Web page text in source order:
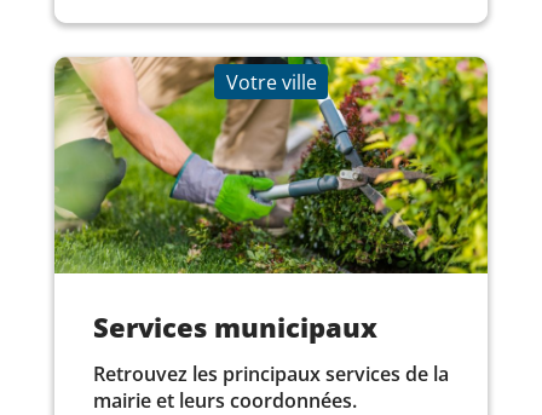
Votre ville
Services municipaux
Retrouvez les principaux services de la
mairie et leurs coordonnées.